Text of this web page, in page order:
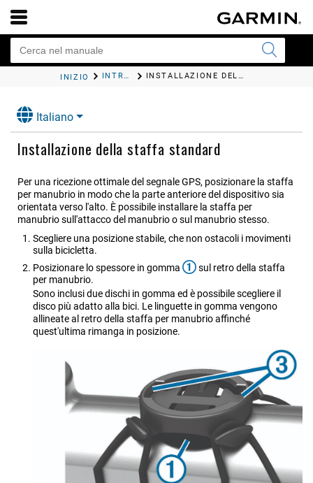
INIZIO INTRODUZIONE INSTALLAZIONE DELLA STAFFA STANDARD
Italiano
Installazione della staffa standard
Per una ricezione ottimale del segnale GPS, posizionare la staffa
per manubrio in modo che la parte anteriore del dispositivo sia
orientata verso l'alto. È possibile installare la staffa per
manubrio sull'attacco del manubrio o sul manubrio stesso.
Scegliere una posizione stabile, che non ostacoli i movimenti
sulla bicicletta.
Posizionare lo spessore in gomma
sul retro della staffa
per manubrio.
Sono inclusi due dischi in gomma ed è possibile scegliere il
disco più adatto alla bici. Le linguette in gomma vengono
allineate al retro della staffa per manubrio affinché
quest'ultima rimanga in posizione.